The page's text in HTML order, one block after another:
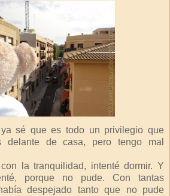
ya sé que es todo un privilegio que
delante de casa, pero tengo mal
la tranquilidad, intenté dormir. Y
porque no pude. Con tantas
despejado tanto que no pude